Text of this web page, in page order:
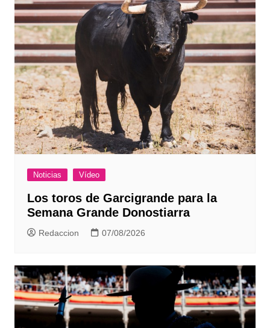
Noticias Vídeo
Los toros de Garcigrande para la
Semana Grande Donostiarra
Redaccion 07/08/2026